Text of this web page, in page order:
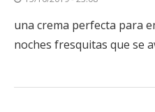
una crema perfecta para
noches fresquitas que se